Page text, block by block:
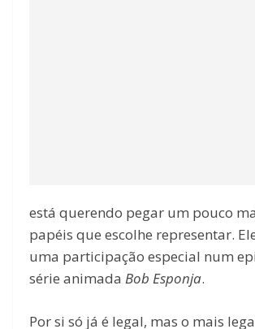
está querendo pegar um pouco
papéis que escolhe representar.
uma participação especial num
série animada Bob Esponja.
Por si só já é legal, mas o mais